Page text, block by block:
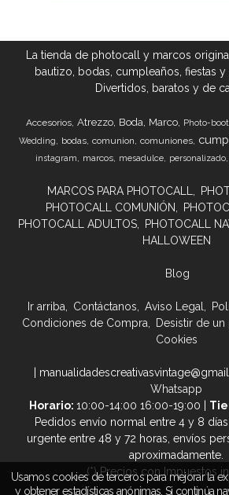
La tienda de photocall y marcos
bautizo, bodas, cumpleaños, fiestas y
Divertidos, baratos y de
Accesorios Atrezzo Boda Marco Photo-
Wedding bodas comunion comuniones
instagram marcos mesadulce personalizado
MARCOS PARA PHOTOCALL
PHOTOCALL COMUNIÓN
PHOTOCALL ADULTOS
PHOTOCALL
HALLOWEEN
Blog
Ir arriba Contáctanos Aviso Legal
Condiciones de Compra
Desistir de
Cookies
|
Whatsapp
Horario: 10:00-14:00 16:00-19:00 |
Pedidos envío normal entre 4 y 8
urgente entre 48 y 72 horas, envíos
aproximadamente.
(*) Precios con Impuestos
Usamos cookies de terceros para mejorar la
y obtener estadísticas anónimas. Si continúa